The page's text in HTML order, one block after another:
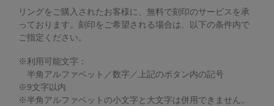
リングをご購入されたお客様に、無料で刻印のサービスを承
っております。 刻印をご希望される場合は、以下の条件内で
ご指定ください。
※利用可能文字：
半角アルファベット／数字／上記のボタン内の記号
※9文字以内
※半角アルファベットの小文字と大文字は併用できません。